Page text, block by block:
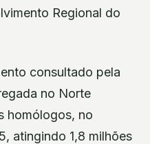
Regional do
consultado pela
no Norte
homólogos, no
atingindo 1,8 milhões